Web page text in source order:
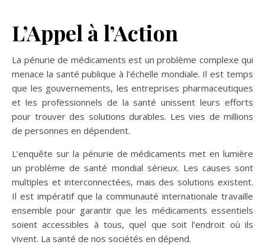
L’Appel à l’Action
La pénurie de médicaments est un problème complexe qui
menace la santé publique à l’échelle mondiale. Il est temps
que les gouvernements, les entreprises pharmaceutiques
et les professionnels de la santé unissent leurs efforts
pour trouver des solutions durables. Les vies de millions
de personnes en dépendent.
L’enquête sur la pénurie de médicaments met en lumière
un problème de santé mondial sérieux. Les causes sont
multiples et interconnectées, mais des solutions existent.
Il est impératif que la communauté internationale travaille
ensemble pour garantir que les médicaments essentiels
soient accessibles à tous, quel que soit l’endroit où ils
vivent. La santé de nos sociétés en dépend.